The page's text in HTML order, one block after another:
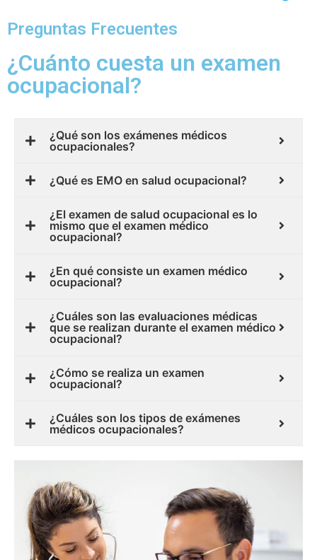
Preguntas Frecuentes
¿Cuánto cuesta un examen
ocupacional?
¿Qué son los exámenes médicos
ocupacionales?
¿Qué es EMO en salud ocupacional?
¿El examen de salud ocupacional es lo
mismo que el examen médico
ocupacional?
¿En qué consiste un examen médico
ocupacional?
¿Cuáles son las evaluaciones médicas
que se realizan durante el examen médico
ocupacional?
¿Cómo se realiza un examen
ocupacional?
¿Cuáles son los tipos de exámenes
médicos ocupacionales?